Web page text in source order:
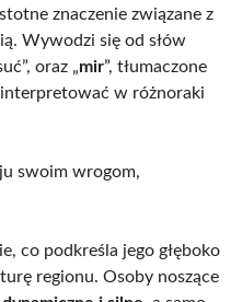
znaczenie związane z
Wywodzi się od słów
oraz „mir”, tłumaczone
interpretować w różnoraki
swoim wrogom,
co podkreśla jego głęboko
regionu. Osoby noszące